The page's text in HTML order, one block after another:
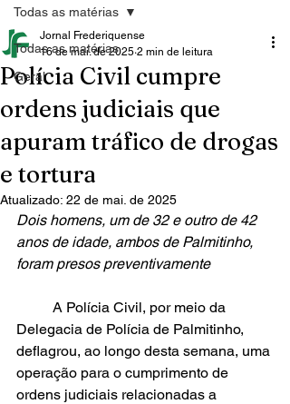
Todas as matérias
Geral
Todas as matérias
Polícia Civil cumpre
ordens judiciais que
apuram tráfico de drogas
e tortura
Jornal Frederiquense
16 de mai. de 2025 2 min de leitura
Atualizado: 22 de mai. de 2025
Dois homens, um de 32 e outro de 42
anos de idade, ambos de Palmitinho,
foram presos preventivamente
Delegacia de Polícia de Palmitinho,
deflagrou, ao longo desta semana, uma
operação para o cumprimento de
ordens judiciais relacionadas a